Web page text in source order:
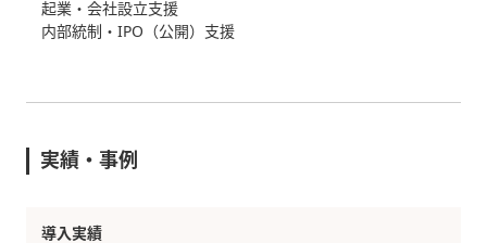
起業・会社設立支援
内部統制・IPO（公開）支援
実績・事例
導入実績